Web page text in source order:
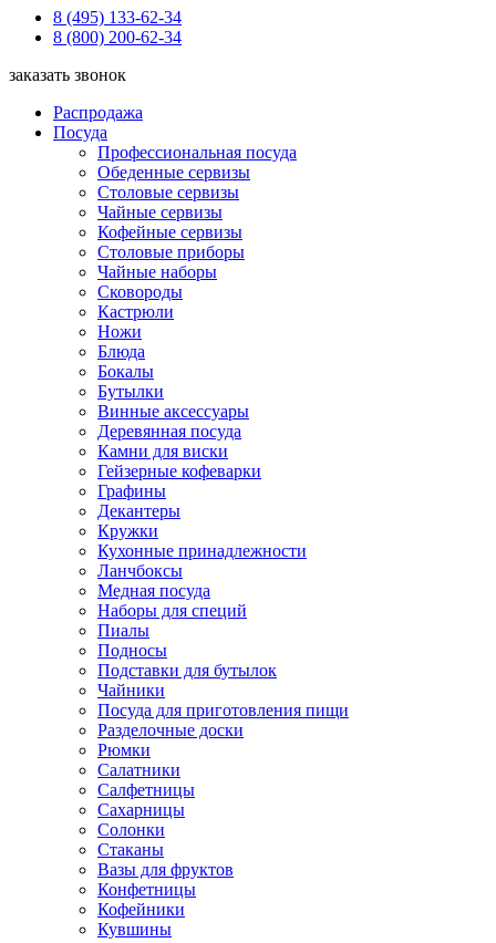
8 (495) 133-62-34
8 (800) 200-62-34
заказать звонок
Распродажа
Посуда
Профессиональная посуда
Обеденные сервизы
Столовые сервизы
Чайные сервизы
Кофейные сервизы
Столовые приборы
Чайные наборы
Сковороды
Кастрюли
Ножи
Блюда
Бокалы
Бутылки
Винные аксессуары
Деревянная посуда
Камни для виски
Гейзерные кофеварки
Графины
Декантеры
Кружки
Кухонные принадлежности
Ланчбоксы
Медная посуда
Наборы для специй
Пиалы
Подносы
Подставки для бутылок
Чайники
Посуда для приготовления пищи
Разделочные доски
Рюмки
Салатники
Салфетницы
Сахарницы
Солонки
Стаканы
Вазы для фруктов
Конфетницы
Кофейники
Кувшины